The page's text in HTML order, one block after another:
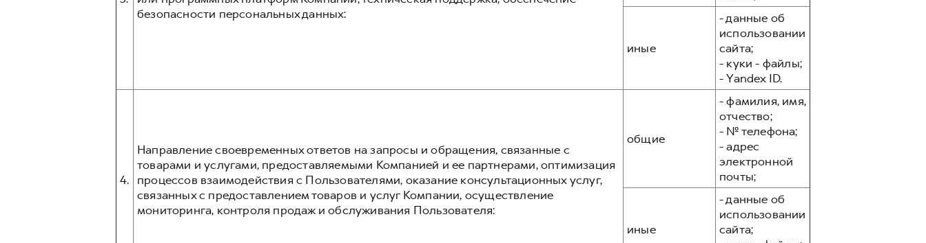
безопасности персональных данных:
иные
- данные об
использовании
сайта;
- куки - файлы;
- Yandex ID.
4.
Направление своевременных ответов на запросы и обращения, связанные с
товарами и услугами, предоставляемыми Компанией и ее партнерами, оптимизация
процессов взаимодействия с Пользователями, оказание консультационных услуг,
связанных с предоставлением товаров и услуг Компании, осуществление
мониторинга, контроля продаж и обслуживания Пользователя:
общие
- фамилия, имя,
отчество;
- № телефона;
- адрес
электронной
почты;
иные
- данные об
использовании
сайта;